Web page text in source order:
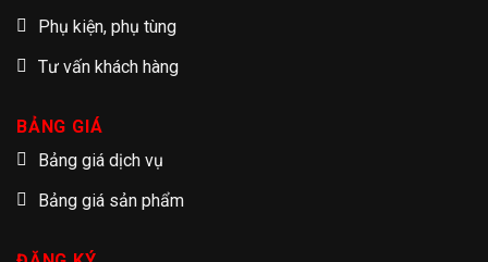
Phụ kiện, phụ tùng
Tư vấn khách hàng
BẢNG GIÁ
Bảng giá dịch vụ
Bảng giá sản phẩm